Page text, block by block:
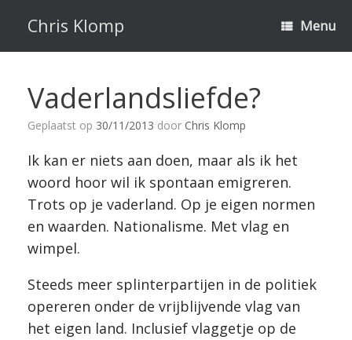
inhoud
Chris Klomp Menu
Vaderlandsliefde?
Geplaatst op 30/11/2013 door Chris Klomp
Ik kan er niets aan doen, maar als ik het
woord hoor wil ik spontaan emigreren.
Trots op je vaderland. Op je eigen normen
en waarden. Nationalisme. Met vlag en
wimpel.
Steeds meer splinterpartijen in de politiek
opereren onder de vrijblijvende vlag van
het eigen land. Inclusief vlaggetje op de